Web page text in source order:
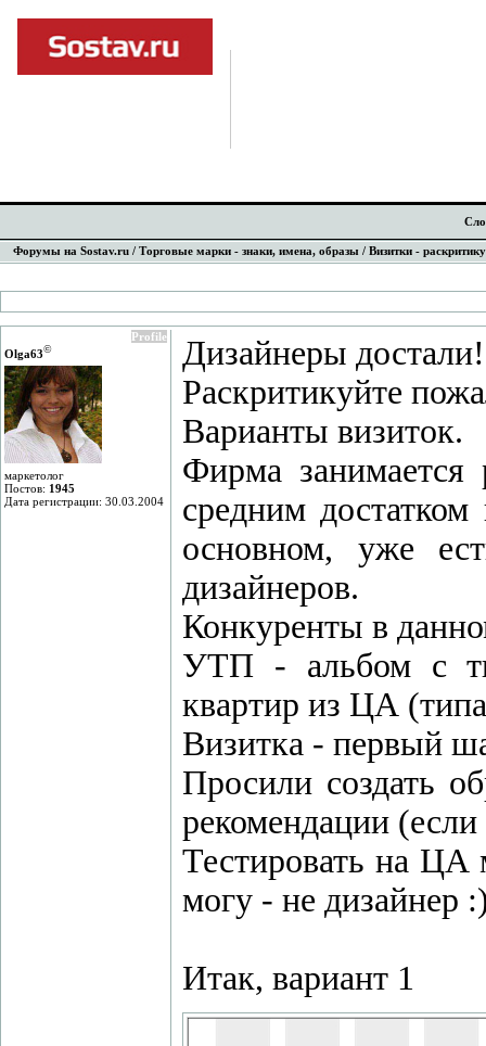
Форумы на Sostav.ru / Торговые марки - знаки, имена, образы / Визитки -
Profile
Olga63©
маркетолог
Постов: 1945
Дата регистрации: 30.03.2004
Дизайнеры достали!
Раскритикуйте
Варианты визиток.
Фирма
средним
основном, уже
дизайнеров.
Конкуренты в
УТП - альбом с
квартир из ЦА
Визитка - первый
Просили создать
рекомендации (если
Тестировать на ЦА
могу - не дизайнер
Итак, вариант 1